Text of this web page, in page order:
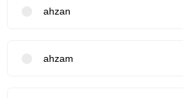
ahzan
ahzam